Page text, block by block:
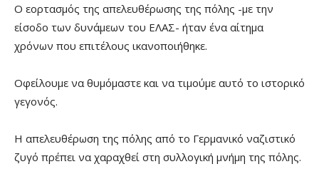
Ο εορτασμός της απελευθέρωσης της πόλης -με την
είσοδο των δυνάμεων του ΕΛΑΣ- ήταν ένα αίτημα
χρόνων που επιτέλους ικανοποιήθηκε.
Οφείλουμε να θυμόμαστε και να τιμούμε αυτό το ιστορικό
γεγονός.
Η απελευθέρωση της πόλης από το Γερμανικό ναζιστικό
ζυγό πρέπει να χαραχθεί στη συλλογική μνήμη της πόλης.